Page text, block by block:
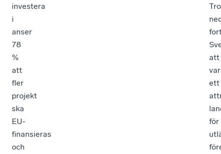
investera
i
anser
78
%
att
fler
projekt
ska
EU-
finansieras
och
att
ett
för